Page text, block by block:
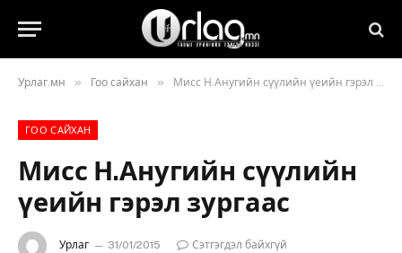
Урлаг.мн » Гоо сайхан » Мисс Н.Анугийн сүүлийн үеийн гэрэл зургаас
ГОО САЙХАН
Мисс Н.Анугийн сүүлийн
үеийн гэрэл зургаас
Урлаг 31/01/2015
Сэтгэгдэл байхгүй